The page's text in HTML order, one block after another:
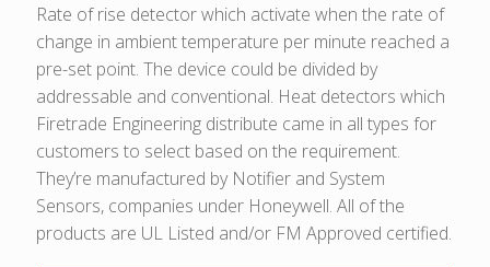
Rate of rise detector which activate when the rate of
change in ambient temperature per minute reached a
pre-set point. The device could be divided by
addressable and conventional. Heat detectors which
Firetrade Engineering distribute came in all types for
customers to select based on the requirement.
They’re manufactured by Notifier and System
Sensors, companies under Honeywell. All of the
products are UL Listed and/or FM Approved certified.